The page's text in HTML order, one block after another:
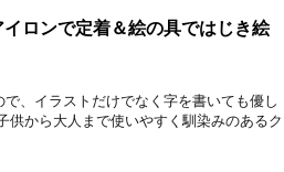
ロンで定着＆絵の具ではじき絵
、イラストだけでなく字を書いても優し
から大人まで使いやすく馴染みのあるク